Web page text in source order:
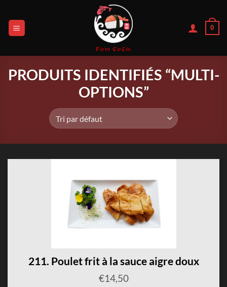
contenu
0
PRODUITS IDENTIFIÉS “MULTI-
OPTIONS”
211. Poulet frit à la sauce aigre doux
€14,50